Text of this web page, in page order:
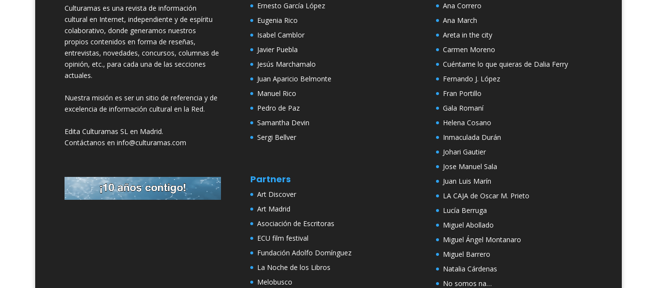
Culturamas es una revista de información
cultural en Internet, independiente y de espíritu
colaborativo, donde generamos nuestros
propios contenidos en forma de reseñas,
entrevistas, novedades, concursos, columnas de
opinión, etc., para cada una de las secciones
actuales.
Nuestra misión es ser un sitio de referencia y de
excelencia de información cultural en la Red.
Edita Culturamas SL en Madrid.
Contáctanos en info@culturamas.com
Ernesto García López
Eugenia Rico
Isabel Camblor
Javier Puebla
Jesús Marchamalo
Juan Aparicio Belmonte
Manuel Rico
Pedro de Paz
Samantha Devin
Sergi Bellver
Partners
Art Discover
Art Madrid
Asociación de Escritoras
ECU film festival
Fundación Adolfo Domínguez
La Noche de los Libros
Melobusco
Ana Correro
Ana March
Areta in the city
Carmen Moreno
Cuéntame lo que quieras de Dalia Ferry
Fernando J. López
Fran Portillo
Gala Romaní
Helena Cosano
Inmaculada Durán
Johari Gautier
Jose Manuel Sala
Juan Luis Marín
LA CAJA de Oscar M. Prieto
Lucía Berruga
Miguel Abollado
Miguel Ángel Montanaro
Miguel Barrero
Natalia Cárdenas
No somos na…